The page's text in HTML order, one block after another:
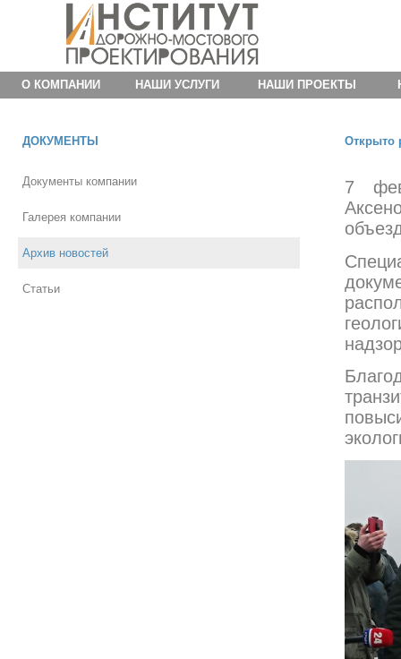
О КОМПАНИИ НАШИ УСЛУГИ НАШИ ПРОЕКТЫ
ДОКУМЕНТЫ
Документы компании
Галерея компании
Архив новостей
Статьи
Открыто
7